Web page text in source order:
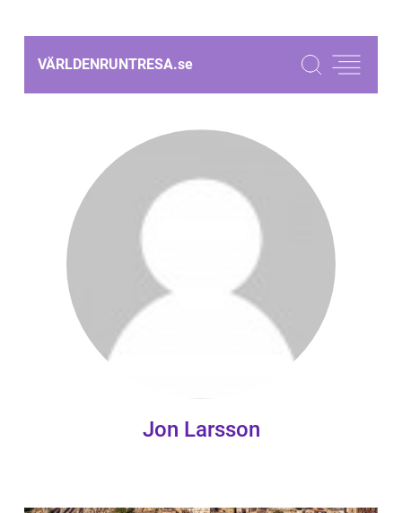
VÄRLDENRUNTRESA.se
Jon Larsson